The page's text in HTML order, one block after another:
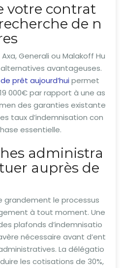
votre contrat
de n
Generali ou Malakoff Hu
avantageuses.
prêt aujourd’hui permet
000€ par rapport à une as
des garanties existante
taux d’indemnisation con
essentielle.
administra
auprès de
grandement le processus
à tout moment. Une
plafonds d’indemnisatio
nécessaire avant d’ent
La délégatio
les cotisations de 30%,